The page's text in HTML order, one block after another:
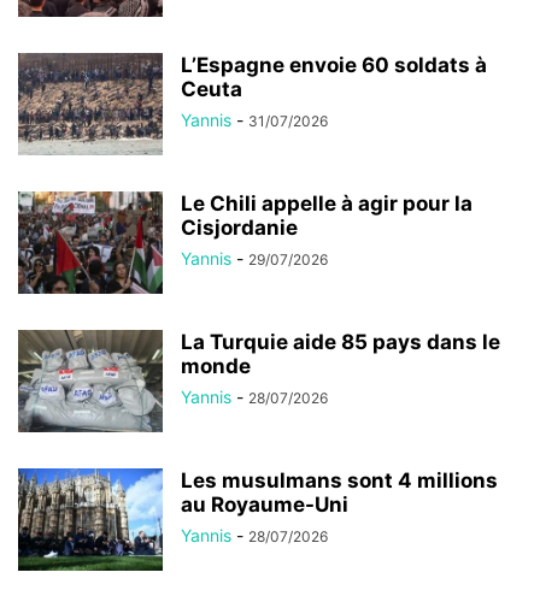
L’Espagne envoie 60 soldats à
Ceuta
Yannis - 31/07/2026
Le Chili appelle à agir pour la
Cisjordanie
Yannis - 29/07/2026
La Turquie aide 85 pays dans le
monde
Yannis - 28/07/2026
Les musulmans sont 4 millions
au Royaume-Uni
Yannis - 28/07/2026